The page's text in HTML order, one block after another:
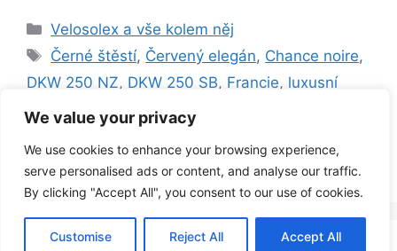
We value your privacy
We use cookies to enhance your browsing experience,
serve personalised ads or content, and analyse our traffic.
By clicking "Accept All", you consent to our use of cookies.
Customise Reject All Accept All
Rubriky
Velosolex a vše kolem něj
Štítky
Černé štěstí, Červený elegán, Chance noire,
DKW 250 NZ, DKW 250 SB, Francie, luxusní
verze
,medailonek,
S3800 De Luxe
© 2026 Jirkova dílna • Vytvořeno s GeneratePress